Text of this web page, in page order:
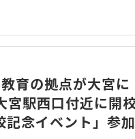
育の拠点が大宮
駅西口付近に開
記念イベント」参